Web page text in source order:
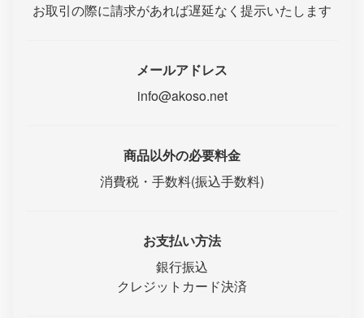
お取引の際に請求があれば遅延なく提示いたします
メールアドレス
info@akoso.net
商品以外の必要料金
消費税・手数料(振込手数料)
お支払い方法
銀行振込
クレジットカード決済